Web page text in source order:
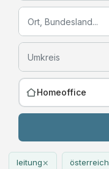
Homeoffice
leitung× österreich